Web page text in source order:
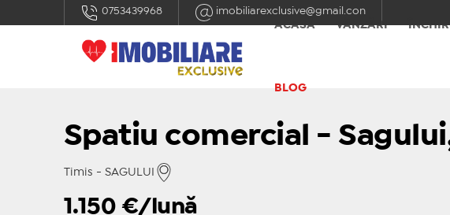
0753439968
imobiliarexclusive@gmail.con
ACASĂ
VÂNZĂRI
BLOG
Spatiu comercial -
Timis - SAGULUI
1.150 €/lună